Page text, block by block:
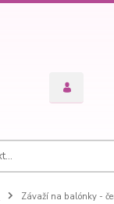
Závaží na balónky -